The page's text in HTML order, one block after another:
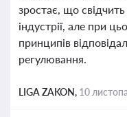
зростає, що
індустрії, але при
принципів
регулювання.
LIGA ZAKON, 10